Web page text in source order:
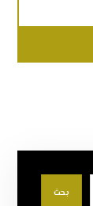
بحث